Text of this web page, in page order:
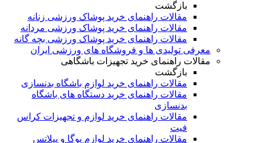
بازگشت
مقالات راهنمای خرید پوشاک ورزشی زنانه
مقالات راهنمای خرید پوشاک ورزشی مردانه
مقالات راهنمای خرید پوشاک ورزشی بچه گانه
معرفی تولیدی ها و فروشگاه های ورزشی ایران
مقالات راهنمای خرید تجهیزات باشگاهی
بازگشت
مقالات راهنمای خرید لوازم باشگاه بدنسازی
مقالات راهنمای خرید دستگاه های باشگاه
بدنسازی
مقالات راهنمای خرید لوازم و تجهیزات کراس
فیت
مقالات راهنمای خرید لوازم یوگا و پیلاتس